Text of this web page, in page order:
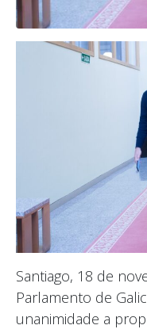
Santiago, 18 de
Parlamento de
unanimidade a